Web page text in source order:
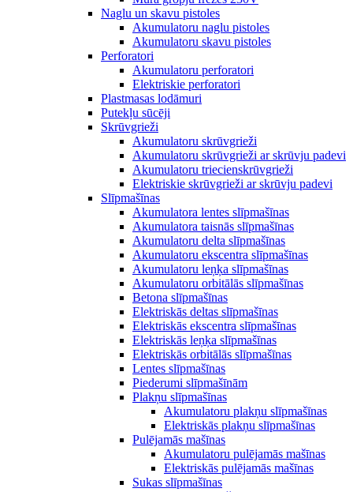
Naglu un skavu pistoles
Akumulatoru naglu pistoles
Akumulatoru skavu pistoles
Perforatori
Akumulatoru perforatori
Elektriskie perforatori
Plastmasas lodāmuri
Putekļu sūcēji
Skrūvgrieži
Akumulatoru skrūvgrieži
Akumulatoru skrūvgrieži ar skrūvju padevi
Akumulatoru triecienskrūvgrieži
Elektriskie skrūvgrieži ar skrūvju padevi
Slīpmašīnas
Akumulatora lentes slīpmašīnas
Akumulatora taisnās slīpmašīnas
Akumulatoru delta slīpmašīnas
Akumulatoru ekscentra slīpmašīnas
Akumulatoru leņķa slīpmašīnas
Akumulatoru orbitālās slīpmašīnas
Betona slīpmašīnas
Elektriskās deltas slīpmašīnas
Elektriskās ekscentra slīpmašīnas
Elektriskās leņķa slīpmašīnas
Elektriskās orbitālās slīpmašīnas
Lentes slīpmašīnas
Piederumi slīpmašīnām
Plakņu slīpmašīnas
Akumulatoru plakņu slīpmašīnas
Elektriskās plakņu slīpmašīnas
Pulējamās mašīnas
Akumulatoru pulējamās mašīnas
Elektriskās pulējamās mašīnas
Sukas slīpmašīnas